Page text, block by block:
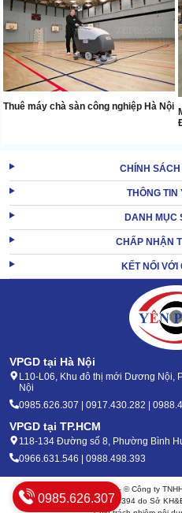
Thuê máy chà sàn công nghiệp Hà Nội
CHÍNH
THÔNG TIN
DANH MỤC
CHẤP NHẬN
KẾT NỐI VỚI
VPGD tại Hà Nội
L10-L06, Khu đô thị mới Dương Nội,
Nội
0985.626.307 | 0917.430.282 |
VPGD tại TP.HCM
118-134 Đường số 8, Phường Bình
0966.631.546 | 0988.498.393
Bản quyền 2020 - 2026 – © Công ty
Mã số thuế: 0105904394 do Sở
0985.626.307